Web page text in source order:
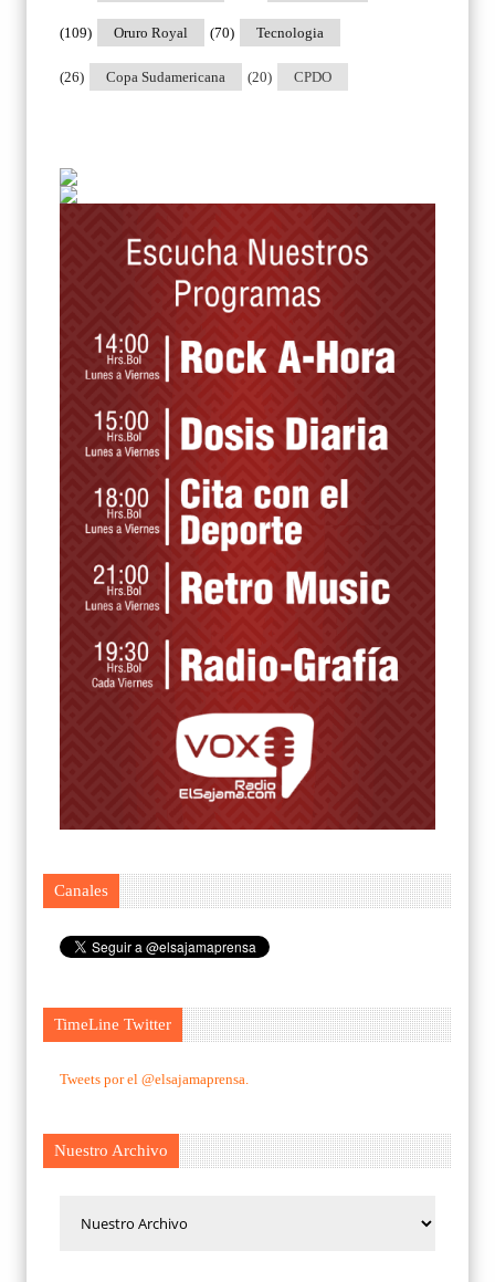
Oruro Royal
(109) Tecnologia
(70)
Copa Sudamericana
(26) CPDO
(20)
Canales
TimeLine Twitter
Tweets por el @elsajamaprensa.
Nuestro Archivo